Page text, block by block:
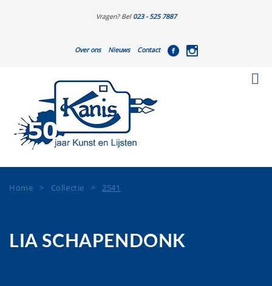
Vragen? Bel 023 - 525 7887
Over ons Nieuws Contact
Home > Collectie >2541
LIA SCHAPENDONK